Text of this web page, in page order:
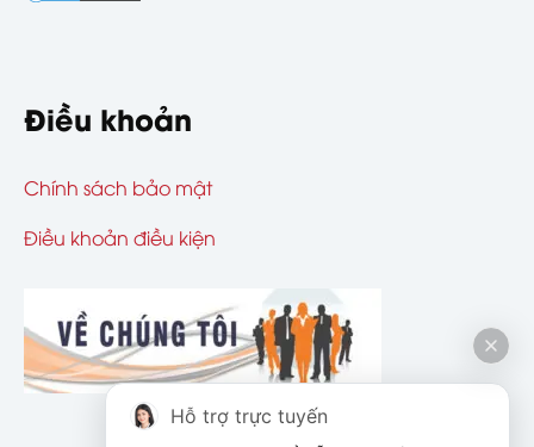
Điều khoản
Chính sách bảo mật
Điều khoản điều kiện
Hỗ trợ trực tuyến